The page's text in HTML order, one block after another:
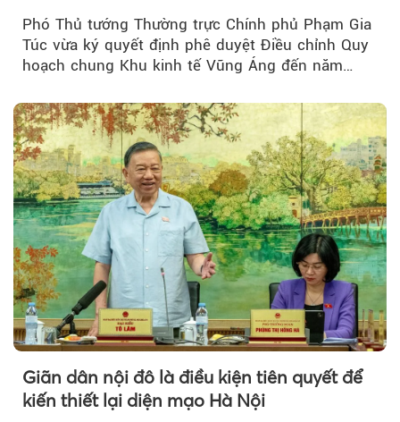
Phó Thủ tướng Thường trực Chính phủ Phạm Gia
Túc vừa ký quyết định phê duyệt Điều chỉnh Quy
hoạch chung Khu kinh tế Vũng Áng đến năm
Giãn dân nội đô là điều kiện tiên quyết để
kiến thiết lại diện mạo Hà Nội